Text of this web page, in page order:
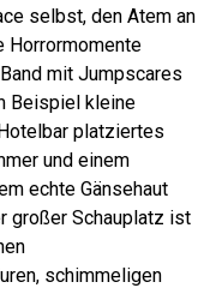
selbst, den Atem an
Horrormomente
mit Jumpscares
Beispiel kleine
platziertes
und einem
echte Gänsehaut
großer Schauplatz ist
schimmeligen